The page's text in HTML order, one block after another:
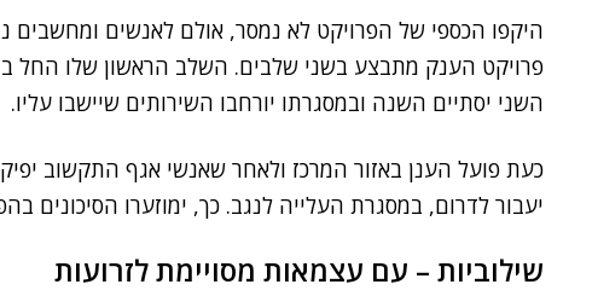
היקפו הכספי של הפרויקט לא נמסר, אולם לאנשים ומחשבים
השני יסתיים השנה ובמסגרתו יורחבו השירותים שיישבו עליו.
כעת פועל הענן באזור המרכז ולאחר שאנשי אגף התקשוב
יעבור לדרום, במסגרת העלייה לנגב. כך, ימוזערו הסיכונים
שילוביות – עם עצמאות מסויימת לזרועות